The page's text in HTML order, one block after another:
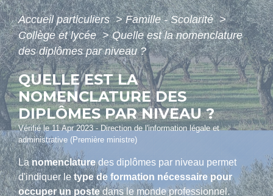
Accueil particuliers> Famille - Scolarité>
Collège et lycée> Quelle est la nomenclature
des diplômes par niveau ?
QUELLE EST LA
NOMENCLATURE DES
DIPLÔMES PAR NIVEAU ?
Vérifié le 11 Apr 2023 - Direction de l'information légale et
administrative (Première ministre)
Lanomenclaturedes diplômes par niveau permet
d'indiquer letype de formation nécessaire pour
occuper un postedans le monde professionnel.